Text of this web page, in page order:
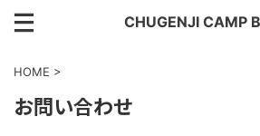
CHUGENJI CAMP
HOME >
お問い合わせ